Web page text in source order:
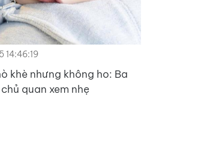
14:46:19
khè nhưng không ho: Ba
quan xem nhẹ